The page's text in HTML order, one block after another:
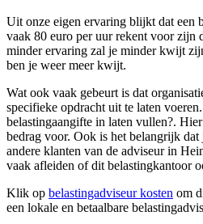
Uit onze eigen ervaring blijkt dat een
vaak 80 euro per uur rekent voor zijn
minder ervaring zal je minder kwijt
ben je weer meer kwijt.
Wat ook vaak gebeurt is dat
specifieke opdracht uit te laten
belastingaangifte in laten vullen?.
bedrag voor. Ook is het belangrijk dat
andere klanten van de adviseur in
vaak afleiden of dit belastingkantoor
Klik op belastingadviseur kosten om
een lokale en betaalbare